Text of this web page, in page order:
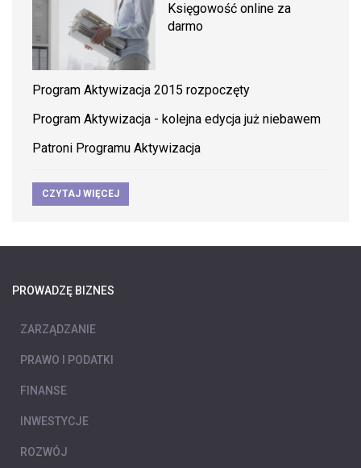
Księgowość online za
darmo
Program Aktywizacja 2015 rozpoczęty
Program Aktywizacja - kolejna edycja już niebawem
Patroni Programu Aktywizacja
CZYTAJ WIĘCEJ
PROWADZĘ BIZNES
ZARZĄDZANIE
PRAWO I PODATKI
FINANSE
INWESTYCJE
ROZWÓJ